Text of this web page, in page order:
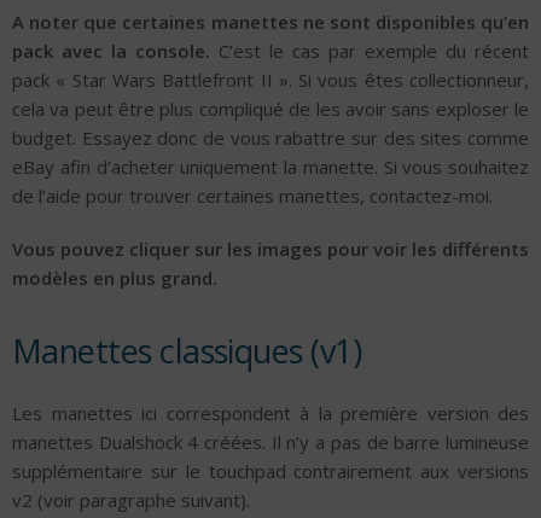
A noter que certaines manettes ne sont disponibles qu’en
pack avec la console. C’est le cas par exemple du récent
pack « Star Wars Battlefront II ». Si vous êtes collectionneur,
cela va peut être plus compliqué de les avoir sans exploser le
budget. Essayez donc de vous rabattre sur des sites comme
eBay afin d’acheter uniquement la manette. Si vous souhaitez
de l’aide pour trouver certaines manettes, contactez-moi.
Vous pouvez cliquer sur les images pour voir les différents
modèles en plus grand.
Manettes classiques (v1)
Les manettes ici correspondent à la première version des
manettes Dualshock 4 créées. Il n’y a pas de barre lumineuse
supplémentaire sur le touchpad contrairement aux versions
v2 (voir paragraphe suivant).